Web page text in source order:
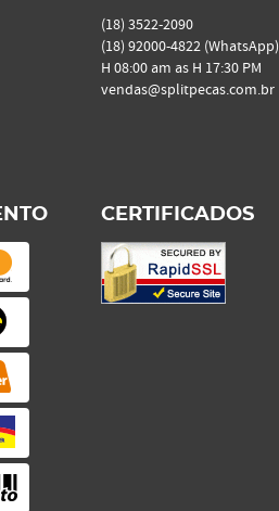
(18) 3522-2090
(18) 92000-4822 (WhatsApp)
H 08:00 am as H 17:30 PM
vendas@splitpecas.com.br
CERTIFICADOS